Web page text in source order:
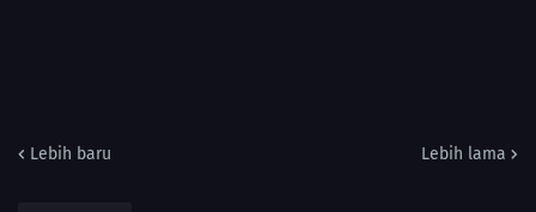
Lebih baru Lebih lama